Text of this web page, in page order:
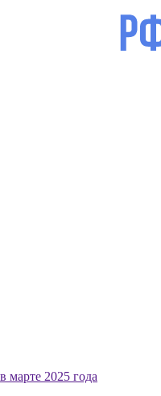
марте 2025 года